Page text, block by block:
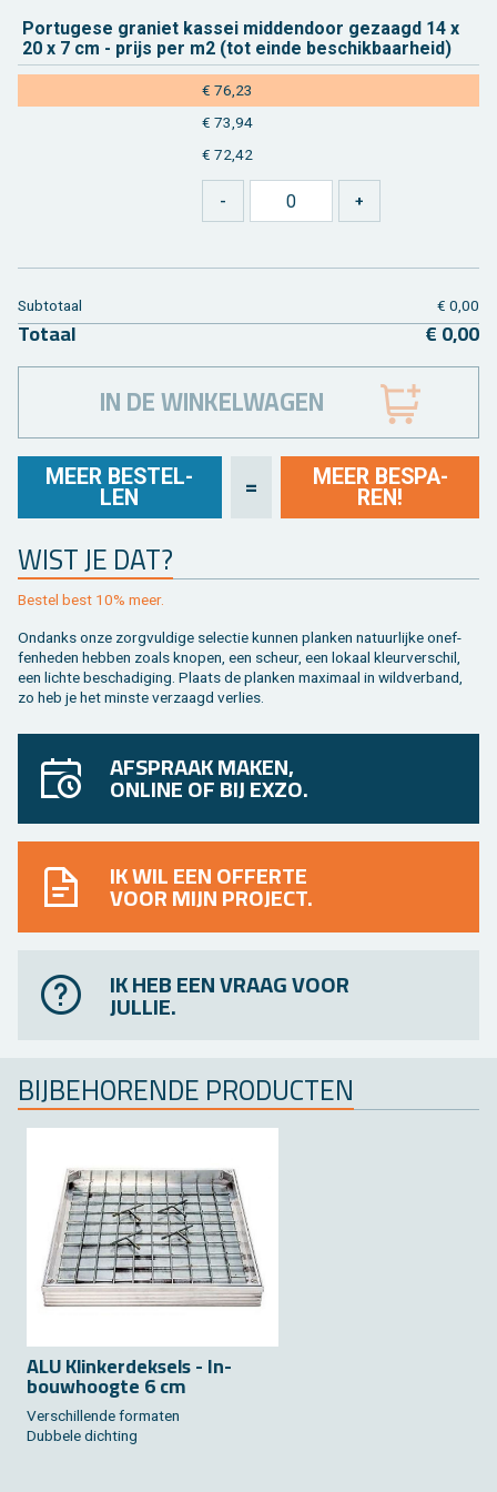
Por­tu­ge­se gra­niet kas­sei mid­den­door ge­zaagd 14 x
20 x 7 cm - prijs per m2 (tot einde be­schik­baar­heid)
€ 76,23
€ 73,94
€ 72,42
MEER BE­STEL­
LEN
=
MEER BE­SPA­
REN!
WIST JE DAT?
Be­stel best 10% meer.
On­danks onze zorg­vul­di­ge se­lec­tie kun­nen plan­ken na­tuur­lij­ke on­ef­
fen­he­den heb­ben zoals kno­pen, een scheur, een lo­kaal kleur­ver­schil,
een lich­te be­scha­di­ging. Plaats de plan­ken maxi­maal in wild­ver­band,
zo heb je het min­ste ver­zaagd ver­lies.
Sub­to­taal € 0,00
To­taal € 0,00
IN DE WINKELWAGEN
AFSPRAAK MAKEN,
ONLINE OF BIJ EXZO.
IK WIL EEN OFFERTE
VOOR MIJN PROJECT.
IK HEB EEN VRAAG VOOR
JULLIE.
BIJ­BE­HO­REN­DE PRO­DUC­TEN
ALU Klin­ker­dek­sels - In­
bouw­hoog­te 6 cm
Ver­schil­len­de for­ma­ten
Dub­be­le dich­ting